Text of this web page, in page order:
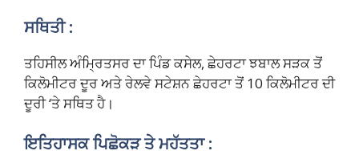
ਸਥਿਤੀ :
ਤਹਿਸੀਲ ਅੰਮ੍ਰਿਤਸਰ ਦਾ ਪਿੰਡ ਕਸੇਲ, ਛੇਹਰਟਾ ਝਬਾਲ ਸੜਕ ਤੋਂ
ਕਿਲੋਮੀਟਰ ਦੂਰ ਅਤੇ ਰੇਲਵੇ ਸਟੇਸ਼ਨ ਛੇਹਰਟਾ ਤੋਂ 10 ਕਿਲੋਮੀਟਰ ਦੀ
ਦੂਰੀ ‘ਤੇ ਸਥਿਤ ਹੈ।
ਇਤਿਹਾਸਕ ਪਿਛੋਕੜ ਤੇ ਮਹੱਤਤਾ :